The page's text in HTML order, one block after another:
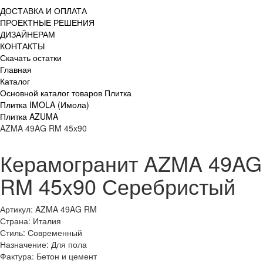
ДОСТАВКА И ОПЛАТА
ПРОЕКТНЫЕ РЕШЕНИЯ
ДИЗАЙНЕРАМ
КОНТАКТЫ
Скачать остатки
Главная
Каталог
Основной каталог товаров Плитка
Плитка IMOLA (Имола)
Плитка AZUMA
AZMA 49AG RM 45x90
Керамогранит AZMA 49AG
RM 45x90 Серебристый
Артикул: AZMA 49AG RM
Страна: Италия
Стиль: Современный
Назначение: Для пола
Фактура: Бетон и цемент